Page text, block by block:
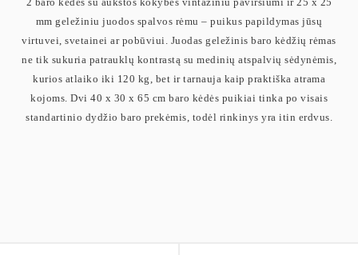
mm geležiniu juodos spalvos rėmu – puikus papildymas jūsų
virtuvei, svetainei ar pobūviui. Juodas geležinis baro kėdžių rėmas
ne tik sukuria patrauklų kontrastą su medinių atspalvių sėdynėmis,
kurios atlaiko iki 120 kg, bet ir tarnauja kaip praktiška atrama
kojoms. Dvi 40 x 30 x 65 cm baro kėdės puikiai tinka po visais
standartinio dydžio baro prekėmis, todėl rinkinys yra itin erdvus.